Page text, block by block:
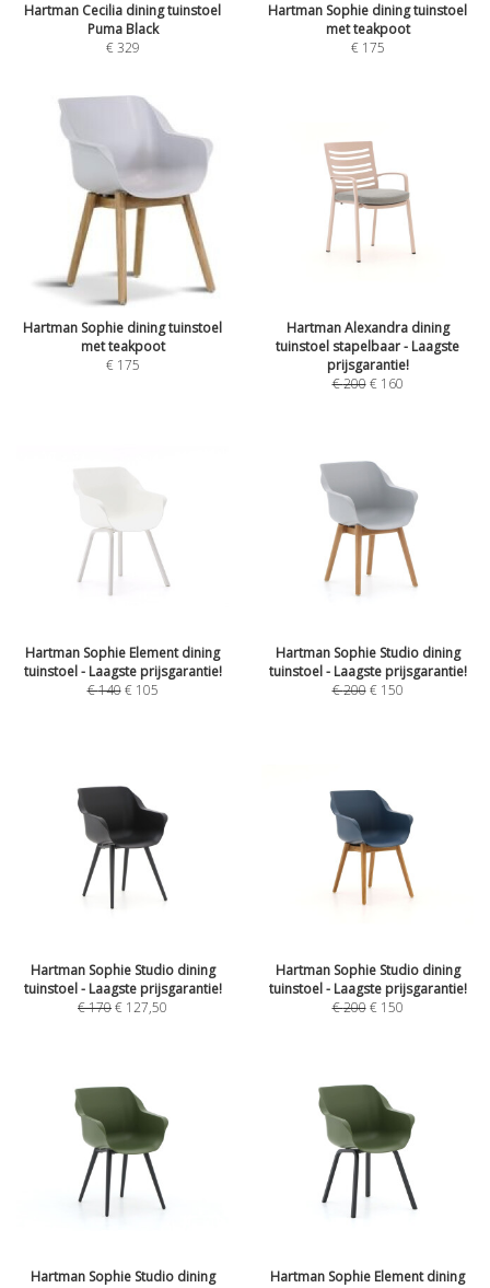
Hartman Cecilia dining tuinstoel
Puma Black
€329
Hartman Sophie dining tuinstoel
met teakpoot
€ 175
Hartman Sophie dining tuinstoel
met teakpoot
€ 175
Hartman Alexandra dining
tuinstoel stapelbaar - Laagste
prijsgarantie!
€200 € 160
Hartman Sophie Element dining
tuinstoel - Laagste prijsgarantie!
€140 € 105
Hartman Sophie Studio dining
tuinstoel - Laagste prijsgarantie!
€200 € 150
Hartman Sophie Studio dining
tuinstoel - Laagste prijsgarantie!
€170€ 127,50
Hartman Sophie Studio dining
tuinstoel - Laagste prijsgarantie!
€200 € 150
Hartman Sophie Studio dining
Hartman Sophie Element dining